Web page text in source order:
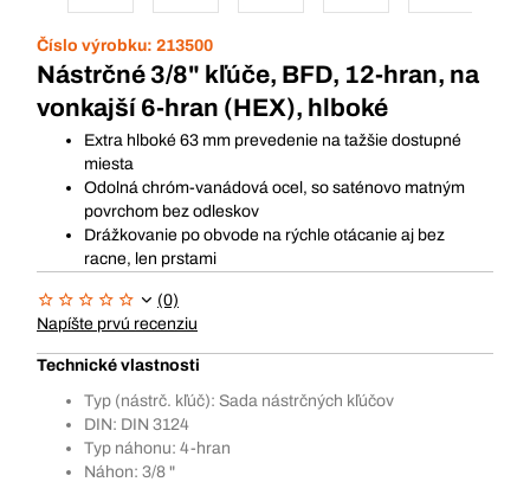
Číslo výrobku: 213500
Nástrčné 3/8" kľúče, BFD, 12-hran, na
vonkajší 6-hran (HEX), hlboké
Extra hlboké 63 mm prevedenie na tažšie dostupné
miesta
Odolná chróm-vanádová ocel, so saténovo matným
povrchom bez odleskov
Drážkovanie po obvode na rýchle otácanie aj bez
racne, len prstami
(0)
Napíšte prvú recenziu
Technické vlastnosti
Typ (nástrč. kľúč): Sada nástrčných kľúčov
DIN: DIN 3124
Typ náhonu: 4-hran
Náhon: 3/8 "